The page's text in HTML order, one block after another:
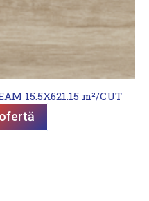
15.5X621.15 m²/CUT